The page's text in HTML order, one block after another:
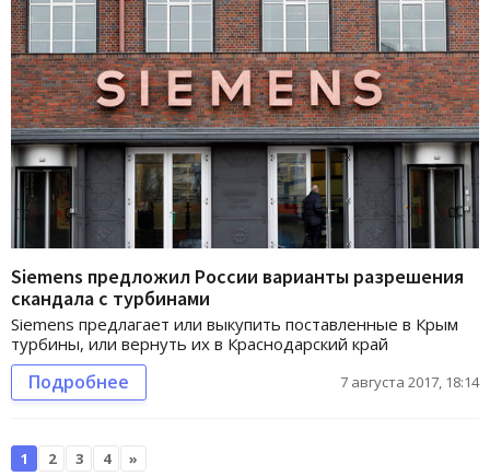
Siemens предложил России варианты разрешения
скандала с турбинами
Siemens предлагает или выкупить поставленные в Крым
турбины, или вернуть их в Краснодарский край
Подробнее 7 августа 2017, 18:14
1 2 3 4 »